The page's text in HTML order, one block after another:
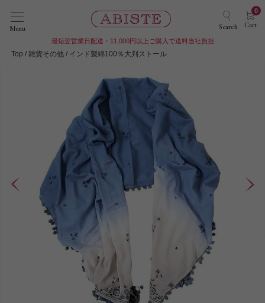
Menu Search Cart
0
最短翌営業日配送・11,000円以上ご購入で送料当社負担
Top 雑貨その他 インド製綿100％大判ストール